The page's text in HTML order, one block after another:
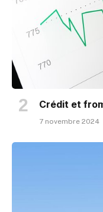
Crédit et
7 novembre 2024